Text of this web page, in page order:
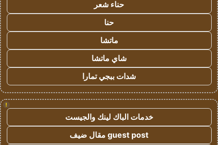
حناء شعر
حنا
ماتشا
شاي ماتشا
شدات ببجي تمارا
!
خدمات الباك لينك والجيست
guest post مقال ضيف